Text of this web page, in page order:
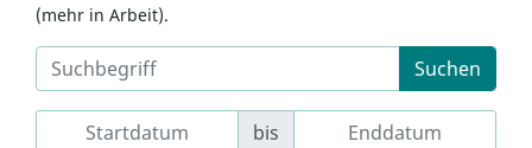
(mehr in Arbeit).
Suchen
bis